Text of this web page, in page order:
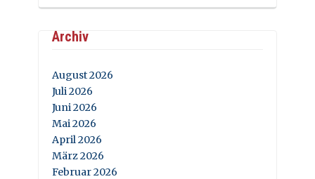
Archiv
August 2026
Juli 2026
Juni 2026
Mai 2026
April 2026
März 2026
Februar 2026